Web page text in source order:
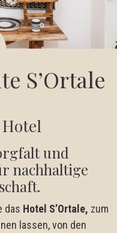
S’Ortale
und
nachhaltige
das Hotel S’Ortale, zum
lassen, von den